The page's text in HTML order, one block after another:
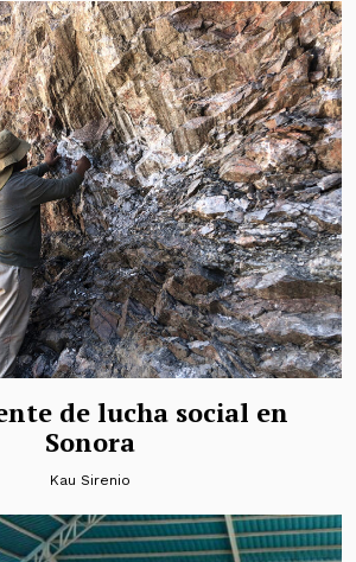
de lucha social en
Sonora
Kau Sirenio